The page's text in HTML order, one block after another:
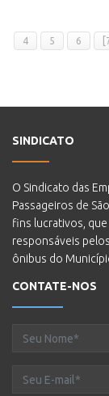
4 5 6
SINDICATO
O Sindicato das
Passageiros de
fins lucrativos,
responsáveis
ônibus do
CONTATE-NOS